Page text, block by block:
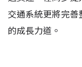
交通系統更將完
的成長力道。